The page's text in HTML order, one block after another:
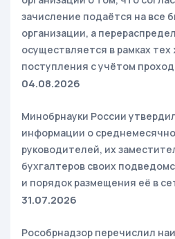
зачисление подаётся на все
организации, а
осуществляется в рамках тех
поступления с учётом
04.08.2026
Минобрнауки России
информации о
руководителей, их
бухгалтеров своих
и порядок размещения её в
31.07.2026
Рособрнадзор перечислил